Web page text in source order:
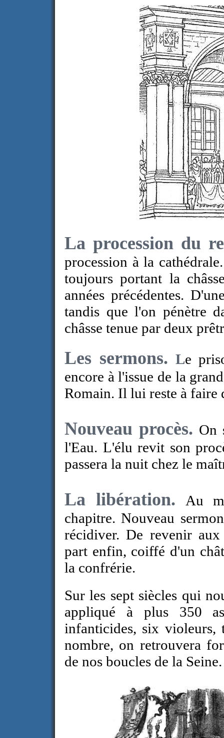
La procession du
procession à la
toujours portant la
années précédentes.
tandis que l'on pénètre
châsse tenue par deux
Les sermons. Le
encore à l'issue de la
Romain. Il lui reste à faire
Nouveau procès. On
l'Eau. L'élu revit son
passera la nuit chez le
La libération.
Au
chapitre. Nouveau
récidiver. De revenir
part enfin, coiffé d'un
la confrérie.
Sur les sept siècles qui
appliqué à plus 350
infanticides, six violeurs,
nombre, on retrouvera
de nos boucles de la